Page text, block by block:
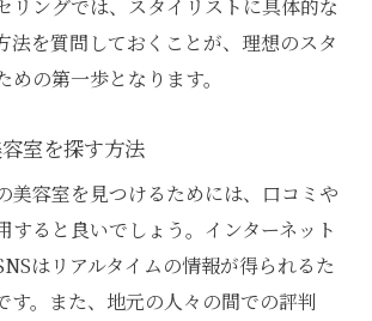
リングでは、スタイリストに具体的な
法を質問しておくことが、理想のスタ
の第一歩となります。
室を探す方法
美容室を見つけるためには、口コミや
すると良いでしょう。インターネット
はリアルタイムの情報が得られるた
す。また、地元の人々の間での評判